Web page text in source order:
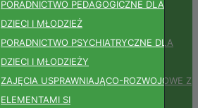
PORADNICTWO PEDAGOGICZNE DLA
DZIECI I MŁODZIEŻ
PORADNICTWO PSYCHIATRYCZNE DLA
DZIECI I MŁODZIEŻY
ZAJĘCIA USPRAWNIAJĄCO-ROZWOJOWE Z
ELEMENTAMI SI